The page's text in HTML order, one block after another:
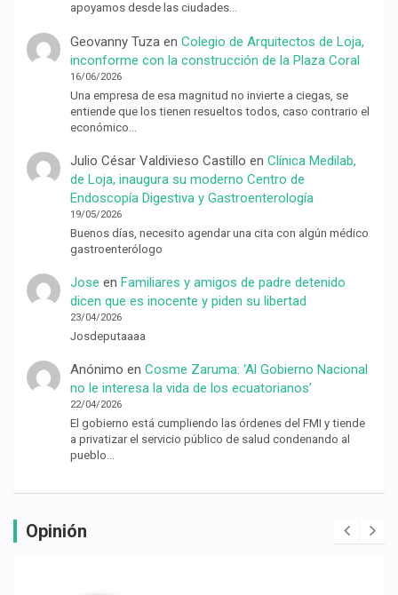
apoyamos desde las ciudades…
Geovanny Tuzaen Colegio de Arquitectos de Loja,
inconforme con la construcción de la Plaza Coral
16/06/2026
Una empresa de esa magnitud no invierte a ciegas, se
entiende que los tienen resueltos todos, caso contrario el
económico…
Julio César Valdivieso Castillo en Clínica Medilab,
de Loja, inaugura su moderno Centro de
Endoscopía Digestiva y Gastroenterología
19/05/2026
Buenos días, necesito agendar una cita con algún médico
gastroenterólogo
Jose en Familiares y amigos de padre detenido
dicen que es inocente y piden su libertad
23/04/2026
Josdeputaaaa
Anónimo en Cosme Zaruma: ‘Al Gobierno Nacional
no le interesa la vida de los ecuatorianos’
22/04/2026
El gobierno está cumpliendo las órdenes del FMI y tiende
a privatizar el servicio público de salud condenando al
pueblo…
Opinión